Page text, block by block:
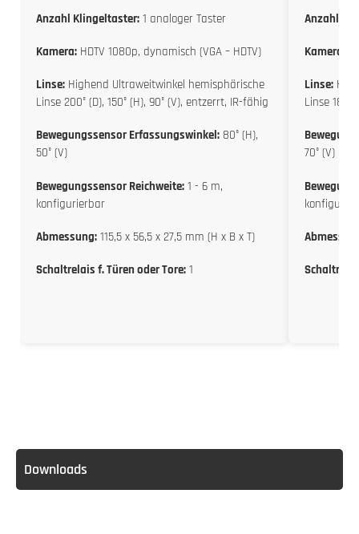
Anzahl Klingeltaster: 1 analoger Taster
Kamera: HDTV 1080p, dynamisch (VGA – HDTV)
Linse: Highend Ultraweitwinkel hemisphärische
Linse 200° (D), 150° (H), 90° (V), entzerrt, IR-fähig
Bewegungssensor Erfassungswinkel: 80° (H),
50° (V)
Bewegungssensor Reichweite: 1 - 6 m,
konfigurierbar
Abmessung: 115,5 x 56,5 x 27,5 mm (H x B x T)
Schaltrelais f. Türen oder Tore: 1
Anzahl
Kamera:
Linse:
Linse 180°
70° (V)
Downloads